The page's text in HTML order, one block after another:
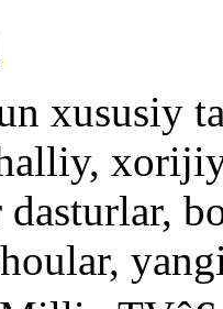
xususiy
dasturlar,